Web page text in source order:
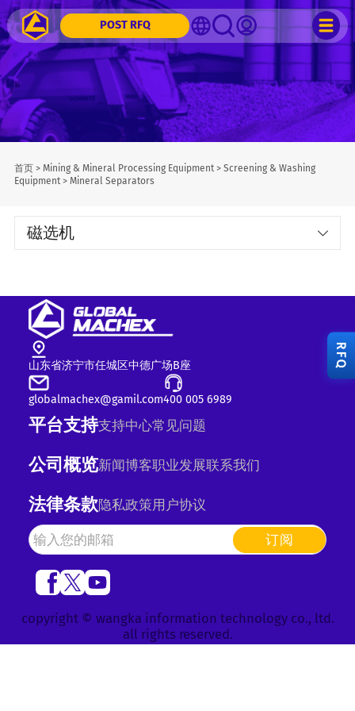
POST RFQ
首页> Mining & Mineral Processing Equipment> Screening & Washing
Equipment> Mineral Separators
磁选机
山东省济宁市任城区中德广场B座
globalmachex@gamil.com400 005 6989
平台支持支持中心常见问题
公司概览新闻博客职业发展联系我们
法律条款隐私政策用户协议
订阅
copyright © wangka information technology co., ltd.
all rights reserved.
RFQ